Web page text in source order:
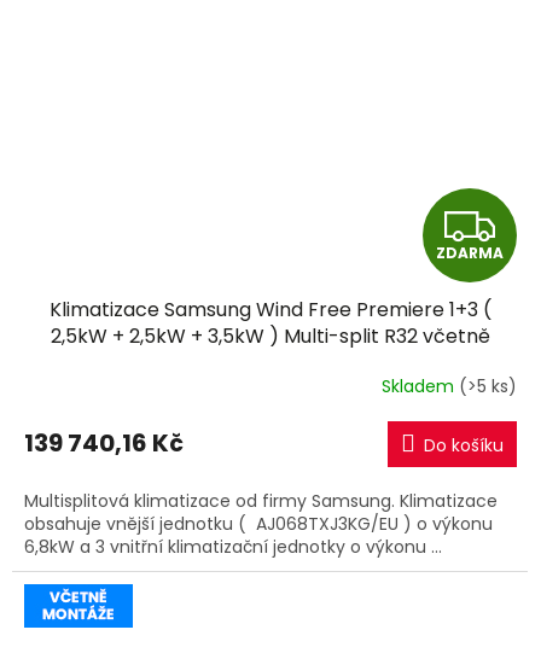
Z
D
R
M
A
ZDARMA
Klimatizace Samsung Wind Free Premiere 1+3 (
2,5kW + 2,5kW + 3,5kW ) Multi-split R32 včetně
Skladem (>5 ks)
139 740,16 Kč Do košíku
Multisplitová klimatizace od firmy Samsung. Klimatizace
obsahuje vnější jednotku ( AJ068TXJ3KG/EU ) o výkonu
6,8kW a 3 vnitřní klimatizační jednotky o výkonu ...